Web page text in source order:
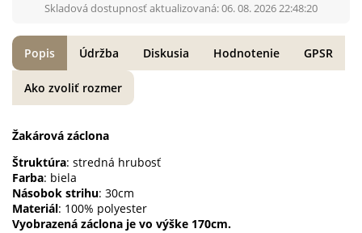
Skladová dostupnosť aktualizovaná: 06. 08. 2026 22:48:20
Žakárová záclona
Štruktúra: stredná hrubosť
Farba: biela
Násobok strihu: 30cm
Materiál: 100% polyester
Vyobrazená záclona je vo výške 170cm.
Popis Údržba Diskusia Hodnotenie GPSR
Ako zvoliť rozmer